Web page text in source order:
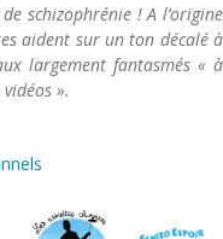
schizophrénie ! A l’origine
aident sur un ton décalé à
largement fantasmés « à
».